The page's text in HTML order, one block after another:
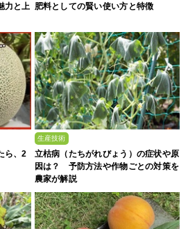
力と上 肥料としての賢い使い方と特徴
ら、2
生産技術
立枯病（たちがれびょう）の症状や原
因は？ 予防方法や作物ごとの対策を
農家が解説